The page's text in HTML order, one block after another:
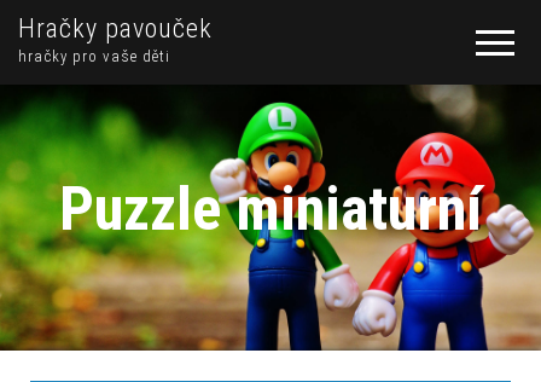
Hračky pavouček
hračky pro vaše děti
Puzzle miniaturní